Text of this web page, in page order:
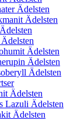
Ädelsten
Ädelsten
Ädelsten
Ädelsten
Ädelsten
Ädelsten
Ädelsten
Lazuli Ädelsten
Ädelsten